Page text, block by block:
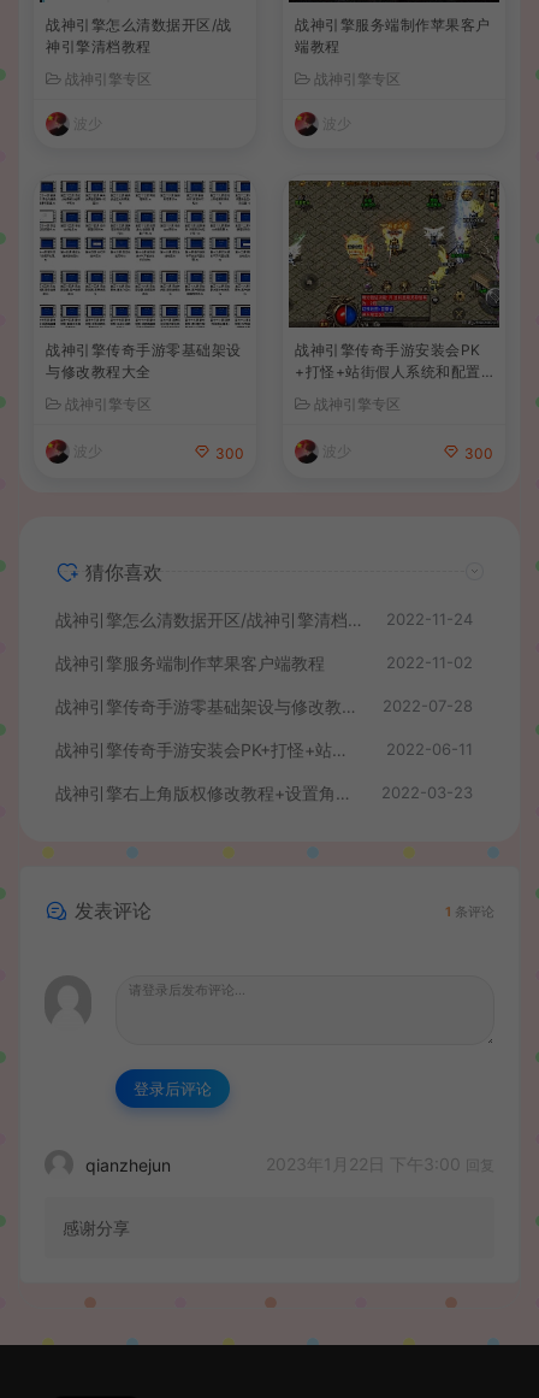
战神引擎怎么清数据开区/战
神引擎清档教程
战神引擎专区
波少
战神引擎服务端制作苹果客户
端教程
战神引擎专区
波少
战神引擎传奇手游零基础架设
与修改教程大全
战神引擎专区
波少 300
战神引擎传奇手游安装会PK
+打怪+站街假人系统和配置
战神引擎专区
波少 300
猜你喜欢
战神引擎怎么清数据开区/战神引擎清档教程 2022-11-24
战神引擎服务端制作苹果客户端教程 2022-11-02
战神引擎传奇手游零基础架设与修改教程大全 2022-07-28
战神引擎传奇手游安装会PK+打怪+站街假人系统和配置教程+视频教程 2022-06-11
战神引擎右上角版权修改教程+设置角色为GM教程+GM命令使用教程 2022-03-23
发表评论 1 条评论
登录后评论
qianzhejun 2023年1月22日 下午3:00 回复
感谢分享